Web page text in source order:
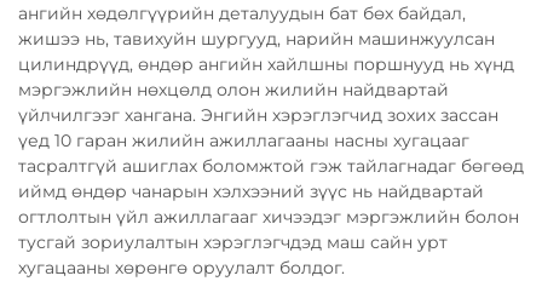
ангийн хөдөлгүүрийн деталуудын бат бөх байдал,
жишээ нь, тавихуйн шургууд, нарийн машинжуулсан
цилиндрүүд, өндөр ангийн хайлшны поршнууд нь хүнд
мэргэжлийн нөхцөлд олон жилийн найдвартай
үйлчилгээг хангана. Энгийн хэрэглэгчид зохих зассан
үед 10 гаран жилийн ажиллагааны насны хугацааг
тасралтгүй ашиглах боломжтой гэж тайлагнадаг бөгөөд
иймд өндөр чанарын хэлхээний зүүс нь найдвартай
огтлолтын үйл ажиллагааг хичээдэг мэргэжлийн болон
тусгай зориулалтын хэрэглэгчдэд маш сайн урт
хугацааны хөрөнгө оруулалт болдог.